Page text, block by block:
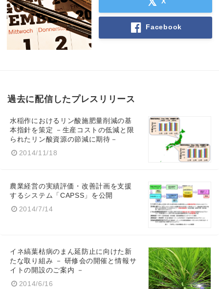
Facebook
過去に配信したプレスリリース
水稲作におけるリン酸施肥量削減の基
本指針を策定 －生産コストの低減と限
られたリン酸資源の節減に期待－
2014/11/18
農業経営の実績評価・改善計画を支援
するシステム「CAPSS」を公開
2014/7/14
イネ縞葉枯病のまん延防止に向けた新
たな取り組み － 研修会の開催と情報サ
イトの開設のご案内 －
2014/6/16
Japanese